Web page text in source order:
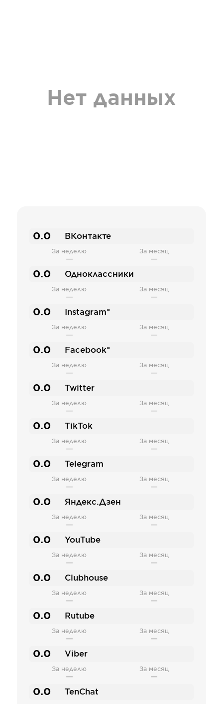
Нет данных
0.0 ВКонтакте
За неделю
—
За месяц
—
0.0 Одноклассники
За неделю
—
За месяц
—
0.0 Instagram*
За неделю
—
За месяц
—
0.0 Facebook*
За неделю
—
За месяц
—
0.0 Twitter
За неделю
—
За месяц
—
0.0 TikTok
За неделю
—
За месяц
—
0.0 Telegram
За неделю
—
За месяц
—
0.0 Яндекс.Дзен
За неделю
—
За месяц
—
0.0 YouTube
За неделю
—
За месяц
—
0.0 Clubhouse
За неделю
—
За месяц
—
0.0 Rutube
За неделю
—
За месяц
—
0.0 Viber
За неделю
—
За месяц
—
0.0 TenChat